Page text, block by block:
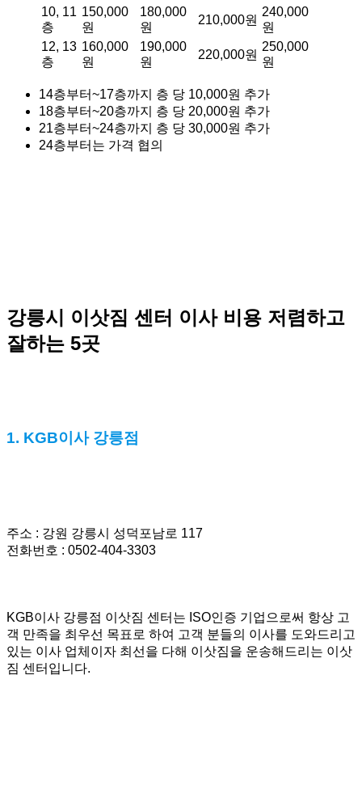
10, 11
층
150,000
원
180,000
원
210,000원
240,000
원
12, 13
층
160,000
원
190,000
원
220,000원
250,000
원
14층부터~17층까지 층 당 10,000원 추가
18층부터~20층까지 층 당 20,000원 추가
21층부터~24층까지 층 당 30,000원 추가
24층부터는 가격 협의
강릉시 이삿짐 센터 이사 비용 저렴하고
잘하는 5곳
1. KGB이사 강릉점
주소 : 강원 강릉시 성덕포남로 117
전화번호 : 0502-404-3303
KGB이사 강릉점 이삿짐 센터는 ISO인증 기업으로써 항상 고
객 만족을 최우선 목표로 하여 고객 분들의 이사를 도와드리고
있는 이사 업체이자 최선을 다해 이삿짐을 운송해드리는 이삿
짐 센터입니다.